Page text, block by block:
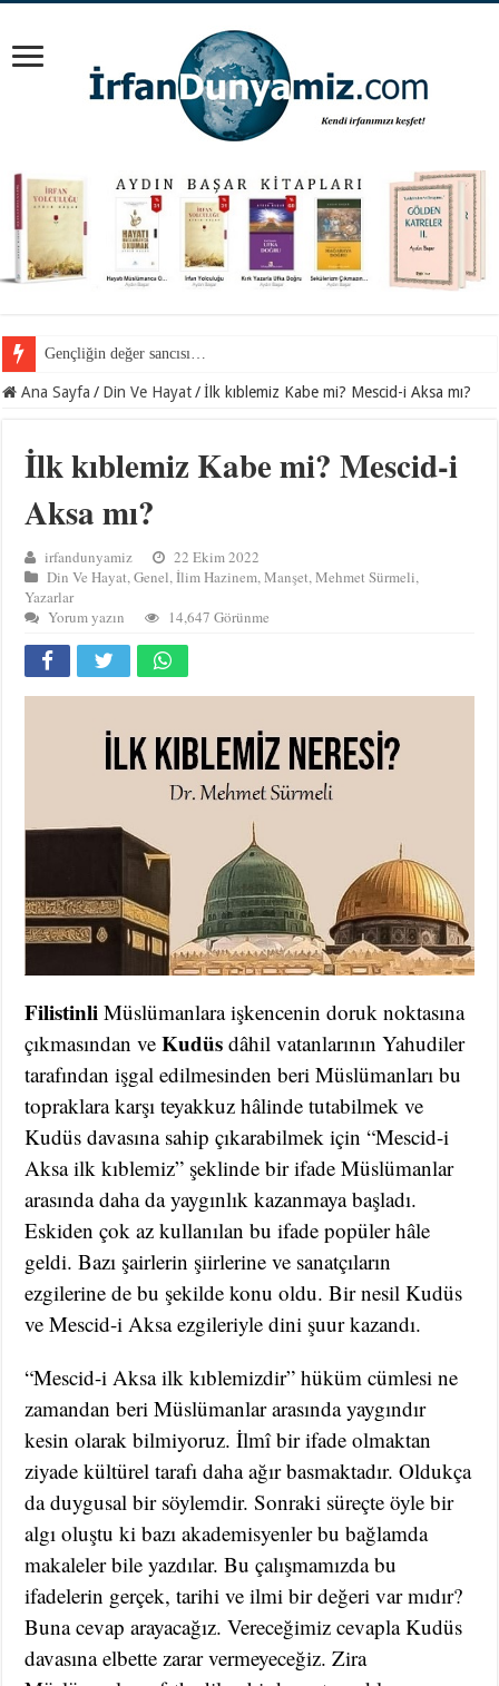
Gençliğin değer sancısı…
Ana Sayfa / Din Ve Hayat / İlk kıblemiz Kabe mi? Mescid-i Aksa mı?
İlk kıblemiz Kabe mi? Mescid-i
Aksa mı?
irfandunyamiz
22 Ekim 2022
Din Ve Hayat,Genel,İlim Hazinem,Manşet,Mehmet Sürmeli,
Yazarlar
Yorum yazın
14,647 Görünme
Filistinli Müslümanlara işkencenin doruk noktasına
çıkmasından veKudüsdâhil vatanlarının Yahudiler
tarafından işgal edilmesinden beri Müslümanları bu
topraklara karşı teyakkuz hâlinde tutabilmek ve
Kudüs davasına sahip çıkarabilmek için “Mescid-i
Aksa ilk kıblemiz” şeklinde bir ifade Müslümanlar
arasında daha da yaygınlık kazanmaya başladı.
Eskiden çok az kullanılan bu ifade popüler hâle
geldi. Bazı şairlerin şiirlerine ve sanatçıların
ezgilerine de bu şekilde konu oldu. Bir nesil Kudüs
ve Mescid-i Aksa ezgileriyle dini şuur kazandı.
“Mescid-i Aksa ilk kıblemizdir” hüküm cümlesi ne
zamandan beri Müslümanlar arasında yaygındır
kesin olarak bilmiyoruz. İlmî bir ifade olmaktan
ziyade kültürel tarafı daha ağır basmaktadır. Oldukça
da duygusal bir söylemdir. Sonraki süreçte öyle bir
algı oluştu ki bazı akademisyenler bu bağlamda
makaleler bile yazdılar. Bu çalışmamızda bu
ifadelerin gerçek, tarihi ve ilmi bir değeri var mıdır?
Buna cevap arayacağız. Vereceğimiz cevapla Kudüs
davasına elbette zarar vermeyeceğiz. Zira